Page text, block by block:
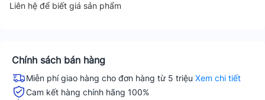
Liên hệ để biết giá sản phẩm
Chính sách bán hàng
Miễn phí giao hàng cho đơn hàng từ 5 triệu Xem chi tiết
Cam kết hàng chính hãng 100%